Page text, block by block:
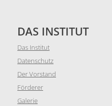
DAS INSTITUT
Das Institut
Datenschutz
Der Vorstand
Förderer
Galerie